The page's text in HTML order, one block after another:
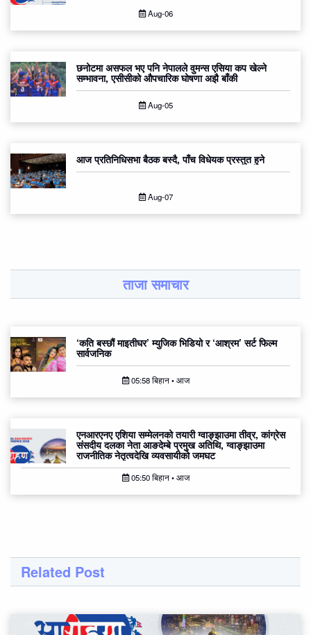
Aug-06
छनोटमा असफल भए पनि नेपालले वुमन्स एसिया कप खेल्ने
सम्भावना, एसीसीको औपचारिक घोषणा अझै बाँकी
Aug-05
आज प्रतिनिधिसभा बैठक बस्दै, पाँच विधेयक प्रस्तुत हुने
Aug-07
ताजा समाचार
‘कति बस्छौं माइतीघर’ म्युजिक भिडियो र ‘आश्रम’ सर्ट फिल्म
सार्वजनिक
05:58 बिहान • आज
एनआरएनए एशिया सम्मेलनको तयारी ग्वाङ्झाउमा तीव्र, कांग्रेस
संसदीय दलका नेता आङदेम्बे प्रमुख अतिथि, ग्वाङ्झाउमा
राजनीतिक नेतृत्वदेखि व्यवसायीको जमघट
05:50 बिहान • आज
Related Post